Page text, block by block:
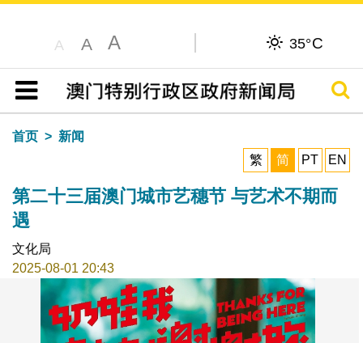
A A A 35°C
目录
搜寻
首页
新闻
繁
简 PT EN
第二十三届澳门城市艺穗节 与艺术不期而
遇
文化局
2025-08-01 20:43